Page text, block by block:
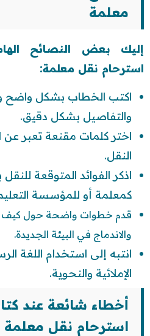
معلمة
إليك بعض النصائح
استرحام نقل معلمة:
اكتب الخطاب بشكل واضح
والتفاصيل بشكل دقيق.
اختر كلمات مقنعة تعبر عن
النقل.
اذكر الفوائد المتوقعة
كمعلمة أو للمؤسسة
قدم خطوات واضحة حول كيف
والاندماج في البيئة الجديدة.
انتبه إلى استخدام اللغة
الإملائية والنحوية.
أخطاء شائعة عند
استرحام نقل معلمة